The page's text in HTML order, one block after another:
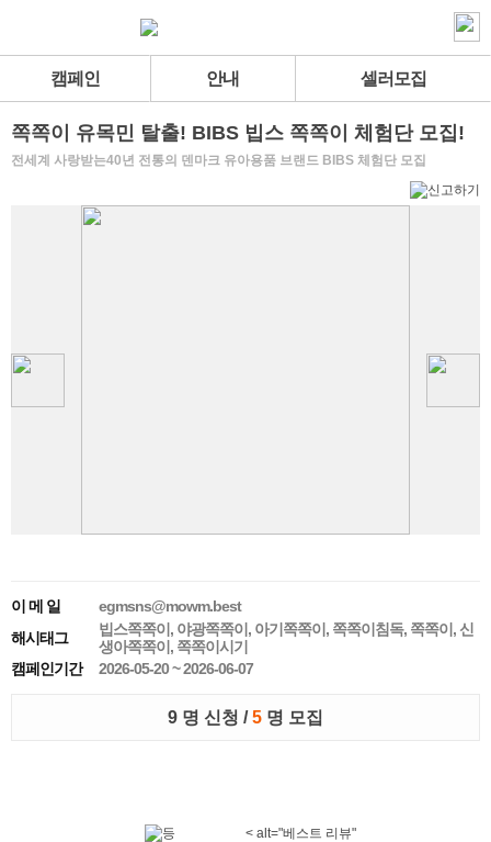
캠페인 안내 셀러모집
쪽쪽이 유목민 탈출! BIBS 빕스 쪽쪽이 체험단 모집!
전세계 사랑받는40년 전통의 덴마크 유아용품 브랜드 BIBS 체험단 모집
이 메 일
egmsns@mowm.best
해시태그
빕스쪽쪽이, 야광쪽쪽이, 아기쪽쪽이, 쪽쪽이침독, 쪽쪽이, 신
생아쪽쪽이, 쪽쪽이시기
캠페인기간
2026-05-20 ~ 2026-06-07
9 명 신청 /5 명 모집
< alt="베스트 리뷰"